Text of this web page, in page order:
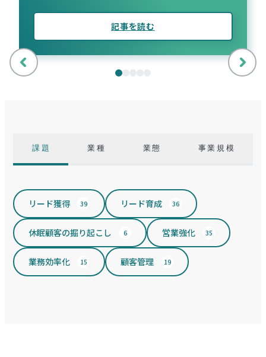
次
へ
前
へ
記事を読む
課題 業種 業態 事業規模
リード獲得 39 リード育成 36
休眠顧客の掘り起こし 6 営業強化 35
業務効率化 15 顧客管理 19